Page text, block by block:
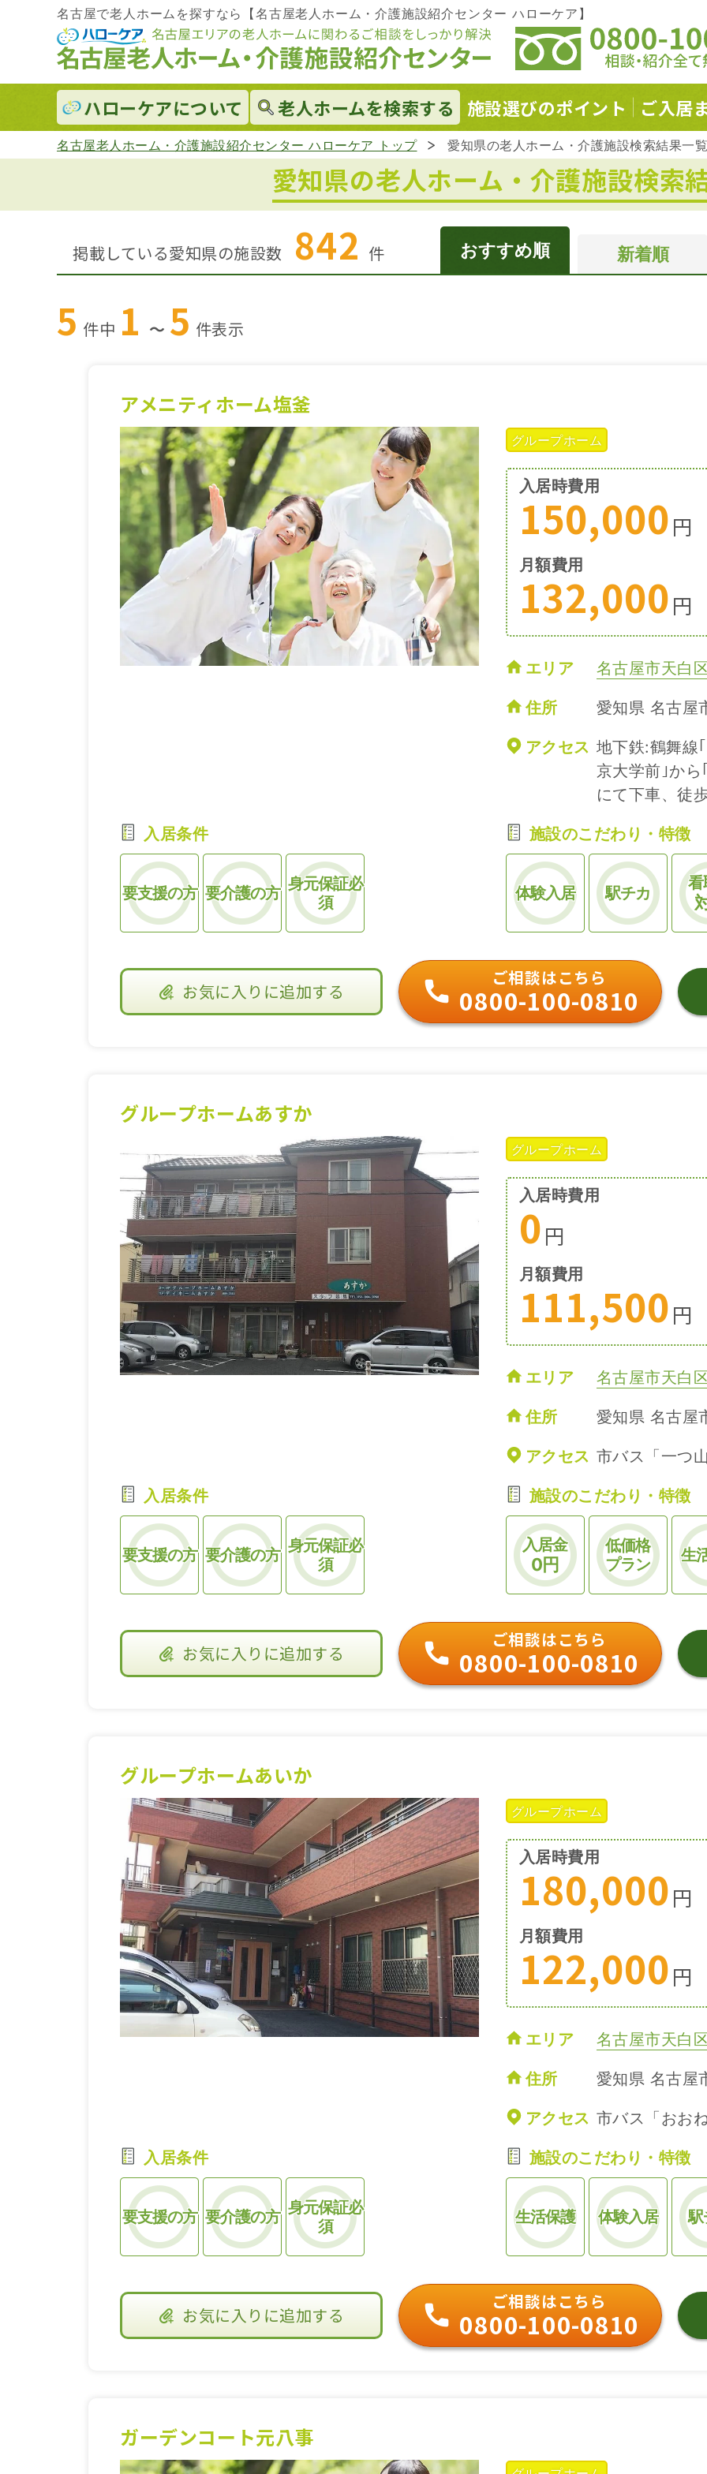
名古屋で老人ホームを探すなら【名古屋老人ホーム・介護施設紹介センター ハローケア】
ハローケアについて 老人ホームを検索する 施設選びのポイント ご入居
名古屋老人ホーム・介護施設紹介センター ハローケア トップ 愛知県の老人ホーム・介護施設検索結果一覧
愛知県の老人ホーム・ 介護施設検索
掲載している愛知県の施設数 842 件 おすすめ順 新着順
5 件中 1 ～ 5 件表示
アメニティホーム塩釜
グループホーム
入居時費用
150,000円
月額費用
132,000円
エリア 名古屋市天白
住所 愛知県 名古屋
アクセス 地下鉄:鶴舞線
京大学前｣か
にて下車、徒
入居条件
要支援の方 要介護の方 身元保証必
須
施設のこだわり・特徴
体験入居 駅チカ
看
お気に入り に追加する
ご相談はこちら
0800-100-0810
グループホームあすか
グループホーム
入居時費用
0円
月額費用
111,500円
エリア 名古屋市天白
住所 愛知県 名古屋
アクセス 市バス「一つ
入居条件
要支援の方 要介護の方 身元保証必
須
施設のこだわり・特徴
入居金
0円
低価格
プラン
生
お気に入り に追加する
ご相談はこちら
0800-100-0810
グループホームあいか
グループホーム
入居時費用
180,000円
月額費用
122,000円
エリア 名古屋市天白
住所 愛知県 名古屋
アクセス 市バス「おお
入居条件
要支援の方 要介護の方 身元保証必
須
施設のこだわり・特徴
生活保護 体験入居 駅
お気に入り に追加する
ご相談はこちら
0800-100-0810
ガーデンコート元八事